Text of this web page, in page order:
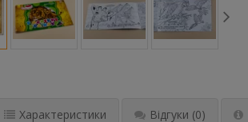
Характеристики Відгуки (0)